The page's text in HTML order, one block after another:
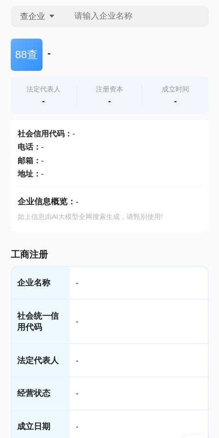
查企业
查企业
查产地
88查 -
法定代表人
-
注册资本
-
成立时间
-
社会信用代码： -
电话： -
邮箱： -
地址： -
企业信息概览： -
如上信息由AI大模型全网搜索生成，请甄别使用!
工商注册
企业名称 -
社会统一信
用代码
-
法定代表人 -
经营状态 -
成立日期 -